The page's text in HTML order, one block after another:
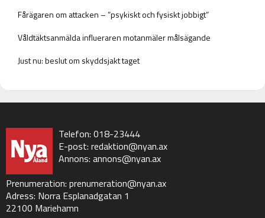
Fårägaren om attacken – ”psykiskt och fysiskt jobbigt”
Våldtäktsanmälda influeraren motanmäler målsägande
Just nu: beslut om skyddsjakt taget
Telefon: 018-23444
E-post: redaktion@nyan.ax
Annons: annons@nyan.ax
Prenumeration: prenumeration@nyan.ax
Adress: Norra Esplanadgatan 1
22100 Mariehamn